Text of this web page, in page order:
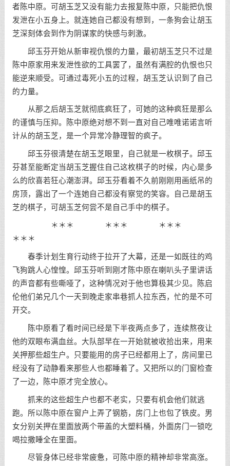
者陈中原。可胡玉芝又没有能力去报复陈中原，只能把仇恨
发泄在小五身上。就连她自己都没有想到，一条狗会让胡玉
芝深刻体会到作为阴谋家的快感与刺激。
邱玉芬开始从新审视仇恨的力量，最初胡玉芝只不过是
陈中原家用来发泄性欲的工具罢了，虽然有满腔的仇恨也只
能逆来顺受。可通过毒死小五的过程，胡玉芝认识到了自己
的力量。
从那之后胡玉芝就彻底疯狂了，可她的这种疯狂是那么
的谨慎与压抑。陈中原绝对想不到一直对自己唯唯诺诺言听
计从的胡玉芝，是一个异常冷静理智的疯子。
邱玉芬很清楚在胡玉芝眼里，自己就是一枚棋子。邱玉
芬甚至能断定当胡玉芝握住自己这枚棋子的时候，内心是多
么的欣喜若狂心潮澎湃。邱玉芬看着不久前刚刚用画纸吊的
房顶，露出了一个连她自己都没有察觉的笑容。自己是胡玉
芝的棋子，可胡玉芝何尝不是自己手中的棋子。
＊＊＊ ＊＊＊ ＊＊＊
＊＊＊
春季计划生育行动终于拉开了大幕，还是一如既往的鸡
飞狗跳人心惶惶。邱玉芬听到刚才陈中原在喇叭头子里讲话
的声音都有些嘶哑了，这种情况对于他也算极其少见。陈启
伦他们弟兄几个一天到晚走家串巷抓人拉东西，忙的是不可
开交。
陈中原看了看时间已经是下半夜两点多了，连续熬夜让
他的双眼布满血丝。大队部早在一开始就被收拾出来，用来
关押那些超生户。只要能用的房子已经都用上了，房间里已
经没有了动静看来那些人也都睡着了。又把所以的门窗检查
了一边，陈中原才完全放心。
抓来的这些超生户也都不老实，只要有机会他们就逃
跑。所以陈中原在窗户上弄了钢筋，房门上也包了铁皮。男
女分别关押在里面放两个带盖的大塑料桶，外面房门一锁吃
喝拉撒睡全在里面。
尽管身体已经非常疲惫，可陈中原的精神却非常高涨。